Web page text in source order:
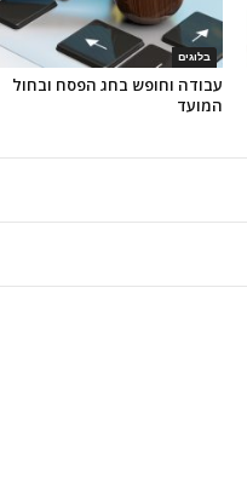
בלוגים
עבודה וחופש בחג הפסח ובחול
המועד